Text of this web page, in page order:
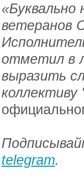
«Буквально
ветеранов
отметил в
выразить
telegram.